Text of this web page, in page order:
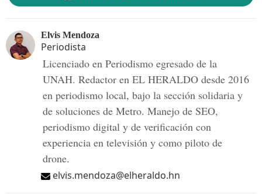
Elvis Mendoza
Periodista
Licenciado en Periodismo egresado de la
UNAH. Redactor en EL HERALDO desde 2016
en periodismo local, bajo la sección solidaria y
de soluciones de Metro. Manejo de SEO,
periodismo digital y de verificación con
experiencia en televisión y como piloto de
drone.
elvis.mendoza@elheraldo.hn